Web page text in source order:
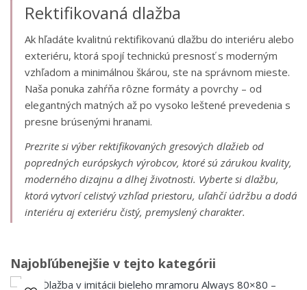
Rektifikovaná dlažba
Ak hľadáte kvalitnú rektifikovanú dlažbu do interiéru alebo
exteriéru, ktorá spojí technickú presnosť s moderným
vzhľadom a minimálnou škárou, ste na správnom mieste.
Naša ponuka zahŕňa rôzne formáty a povrchy – od
elegantných matných až po vysoko leštené prevedenia s
presne brúsenými hranami.
Prezrite si výber rektifikovaných gresových dlažieb od
popredných európskych výrobcov, ktoré sú zárukou kvality,
moderného dizajnu a dlhej životnosti. Vyberte si dlažbu,
ktorá vytvorí celistvý vzhľad priestoru, uľahčí údržbu a dodá
interiéru aj exteriéru čistý, premyslený charakter.
Najobľúbenejšie v tejto kategórii